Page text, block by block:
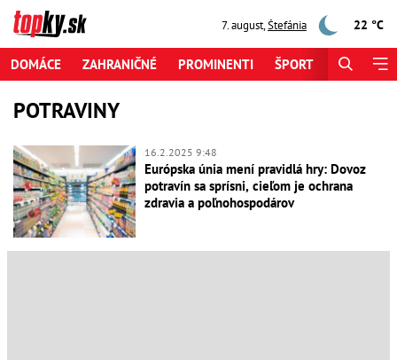
7. august,Štefánia 22 °C
DOMÁCE ZAHRANIČNÉ PROMINENTI ŠPORT
POTRAVINY
16.2.2025 9:48
Európska únia mení pravidlá hry: Dovoz
potravín sa sprísni, cieľom je ochrana
zdravia a poľnohospodárov